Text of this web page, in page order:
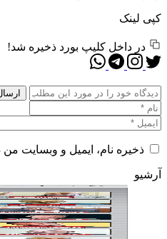
کپی لینک
در داخل کلیپ بورد ذخیره شد!
ذخیره نام، ایمیل و وبسایت
آرشیو